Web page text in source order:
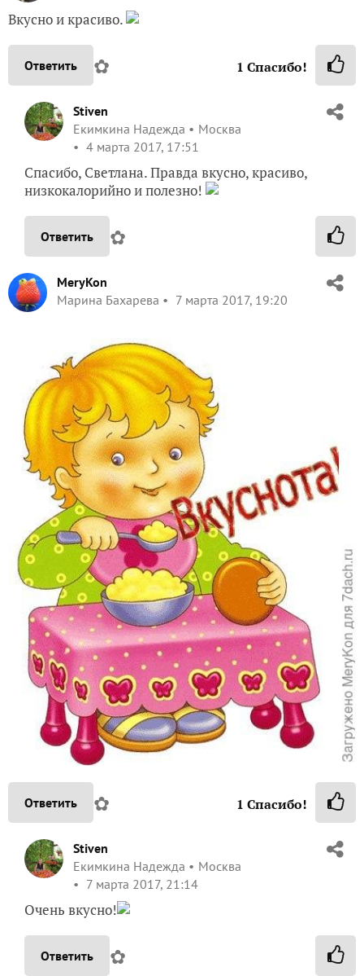
Вкусно и красиво.
Ответить ✿ 1 Спасибо!
Stiven
Екимкина Надежда
Москва
4 марта 2017, 17:51
Спасибо, Светлана. Правда вкусно, красиво,
низкокалорийно и полезно!
Ответить ✿
MeryKon
Марина Бахарева
7 марта 2017, 19:20
Ответить ✿ 1 Спасибо!
Stiven
Екимкина Надежда
Москва
7 марта 2017, 21:14
Очень вкусно!
Ответить ✿